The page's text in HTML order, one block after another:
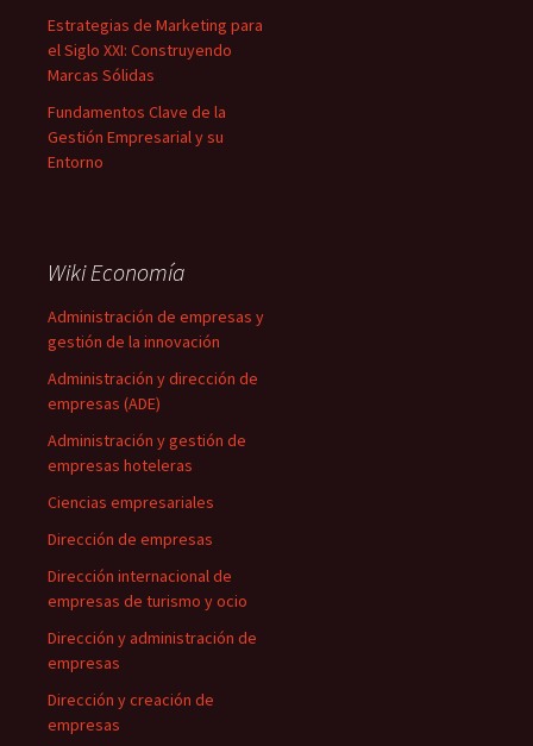
Estrategias de Marketing para
el Siglo XXI: Construyendo
Marcas Sólidas
Fundamentos Clave de la
Gestión Empresarial y su
Entorno
Wiki Economía
Administración de empresas y
gestión de la innovación
Administración y dirección de
empresas (ADE)
Administración y gestión de
empresas hoteleras
Ciencias empresariales
Dirección de empresas
Dirección internacional de
empresas de turismo y ocio
Dirección y administración de
empresas
Dirección y creación de
empresas